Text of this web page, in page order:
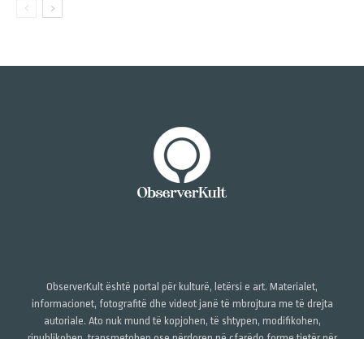
ObserverKult është portal për kulturë, letërsi e art. Materialet,
informacionet, fotografitë dhe videot janë të mbrojtura me të drejta
autoriale. Ato nuk mund të kopjohen, të shtypen, modifikohen,